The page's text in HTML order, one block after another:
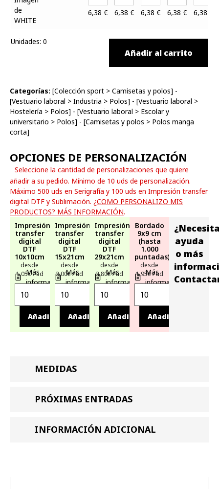
6,38 € 6,38 € 6,38 € 6,38 € 6,38
Unidades: 0
Añadir al carrito
Categorías: [Colección sport > Camisetas y polos] -
[Vestuario laboral > Industria > Polos] - [Vestuario laboral >
Hostelería > Polos] - [Vestuario laboral > Escolar y
universitario > Polos] - [Camisetas y polos > Polos manga
corta]
OPCIONES DE PERSONALIZACIÓN
Seleccione la cantidad de personalizaciones que quiere
añadir a su pedido. Mínimo de 10 uds de personalización.
Máximo 500 uds en Serigrafía y 100 uds en Impresión transfer
digital DTF y Sublimación. ¿COMO PERSONALIZO MIS
PRODUCTOS? MÁS INFORMACIÓN.
Impresión
transfer
digital
DTF
10x10cm
desde
1,05€ / ud
Más
información
Añadir
Impresión
transfer
digital
DTF
15x21cm
desde
2,00€ / ud
Más
información
Añadir
Impresión
transfer
digital
DTF
29x21cm
desde
2,80€ / ud
Más
información
Añadir
Bordado
9x9 cm
(hasta
1.000
puntadas)
desde
1,95€ / ud
Más
información
Añadir
ayuda
o más
MEDIDAS
PRÓXIMAS ENTRADAS
INFORMACIÓN ADICIONAL